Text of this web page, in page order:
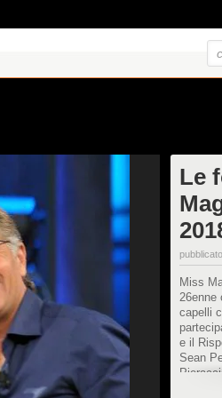
Le
Miss
26enne
capelli
e il
Sean